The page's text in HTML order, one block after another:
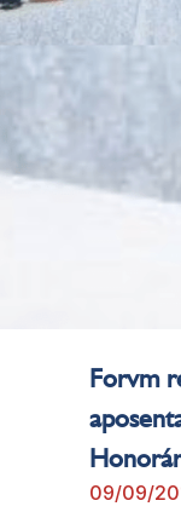
Forvm
09/09/